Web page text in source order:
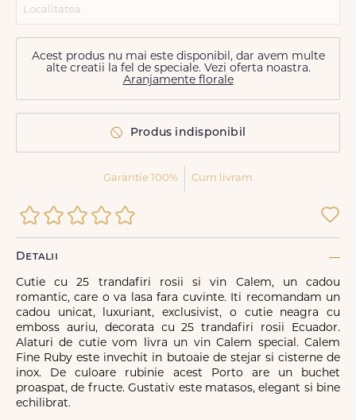
Acest produs nu mai este disponibil, dar avem multe
alte creatii la fel de speciale. Vezi oferta noastra.
Aranjamente florale
Produs indisponibil
Garantie 100% Cum livram
Detalii
Cutie cu 25 trandafiri rosii si vin Calem, un cadou
romantic, care o va lasa fara cuvinte. Iti recomandam un
cadou unicat, luxuriant, exclusivist, o cutie neagra cu
emboss auriu, decorata cu 25 trandafiri rosii Ecuador.
Alaturi de cutie vom livra un vin Calem special. Calem
Fine Ruby este invechit in butoaie de stejar si cisterne de
inox. De culoare rubinie acest Porto are un buchet
proaspat, de fructe. Gustativ este matasos, elegant si bine
echilibrat.